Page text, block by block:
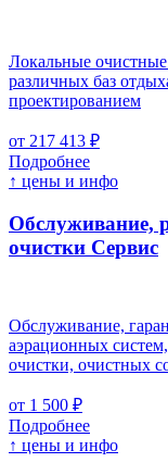
Локальные
различных баз
проектированием
от 217 413 ₽
Подробнее
↑ цены и инфо
Обслуживание,
очистки Cервис
Обслуживание,
аэрационных
очистки, очистных
от 1 500 ₽
Подробнее
↑ цены и инфо